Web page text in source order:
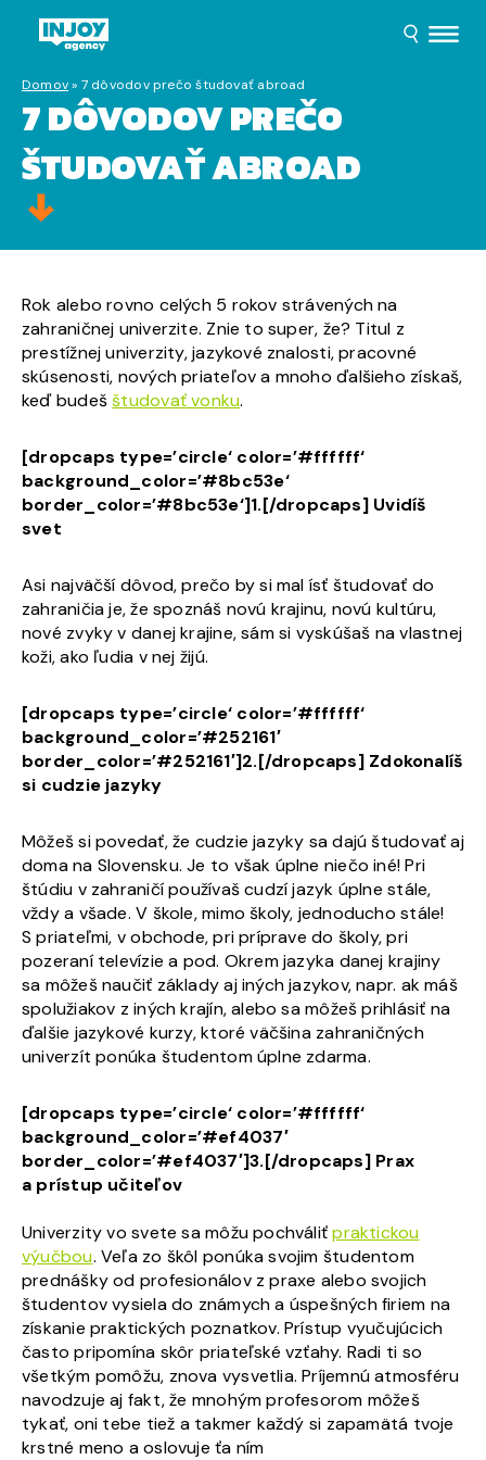
Domov» 7 dôvodov prečo študovať abroad
7 DÔVODOV PREČO
ŠTUDOVAŤ ABROAD
Rok alebo rovno celých 5 rokov strávených na
zahraničnej univerzite. Znie to super, že? Titul z
prestížnej univerzity, jazykové znalosti, pracovné
skúsenosti, nových priateľov a mnoho ďalšieho získaš,
keď budešštudovať vonku.
[dropcaps type=’circle‘ color=’#ffffff‘
background_color=’#8bc53e‘
border_color=’#8bc53e‘]1.[/dropcaps] Uvidíš
svet
Asi najväčší dôvod, prečo by si mal ísť študovať do
zahraničia je, že spoznáš novú krajinu, novú kultúru,
nové zvyky v danej krajine, sám si vyskúšaš na vlastnej
koži, ako ľudia v nej žijú.
[dropcaps type=’circle‘ color=’#ffffff‘
background_color=’#252161′
border_color=’#252161′]2.[/dropcaps] Zdokonalíš
si cudzie jazyky
Môžeš si povedať, že cudzie jazyky sa dajú študovať aj
doma na Slovensku. Je to však úplne niečo iné! Pri
štúdiu v zahraničí používaš cudzí jazyk úplne stále,
vždy a všade. V škole, mimo školy, jednoducho stále!
S priateľmi, v obchode, pri príprave do školy, pri
pozeraní televízie a pod. Okrem jazyka danej krajiny
sa môžeš naučiť základy aj iných jazykov, napr. ak máš
spolužiakov z iných krajín, alebo sa môžeš prihlásiť na
ďalšie jazykové kurzy, ktoré väčšina zahraničných
univerzít ponúka študentom úplne zdarma.
[dropcaps type=’circle‘ color=’#ffffff‘
background_color=’#ef4037′
border_color=’#ef4037′]3.[/dropcaps] Prax
a prístup učiteľov
Univerzity vo svete sa môžu pochváliťpraktickou
výučbou. Veľa zo škôl ponúka svojim študentom
prednášky od profesionálov z praxe alebo svojich
študentov vysiela do známych a úspešných firiem na
získanie praktických poznatkov. Prístup vyučujúcich
často pripomína skôr priateľské vzťahy. Radi ti so
všetkým pomôžu, znova vysvetlia. Príjemnú atmosféru
navodzuje aj fakt, že mnohým profesorom môžeš
tykať, oni tebe tiež a takmer každý si zapamätá tvoje
krstné meno a oslovuje ťa ním